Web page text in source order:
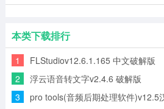
本类下载排行
1 FLStudiov12.6.1.165 中文破解版
2 浮云语音转文字v2.4.6 破解版
3 pro tools(音频后期处理软件)v12.5